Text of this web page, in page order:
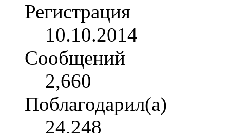
Регистрация
10.10.2014
Сообщений
2,660
Поблагодарил(а)
24,248